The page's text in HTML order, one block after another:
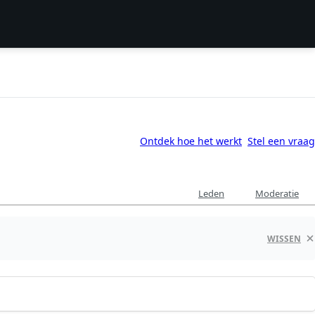
Ontdek hoe het werkt Stel een vraag
Leden Moderatie
WISSEN